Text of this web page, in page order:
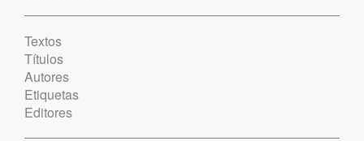
Textos
Títulos
Autores
Etiquetas
Editores